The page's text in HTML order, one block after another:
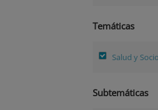
Temáticas
Salud y
Subtemáticas